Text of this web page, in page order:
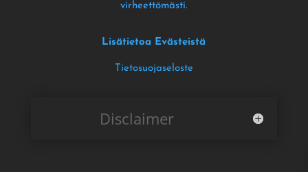
virheettömästi.
Lisätietoa Evästeistä
Tietosuojaseloste
Disclaimer